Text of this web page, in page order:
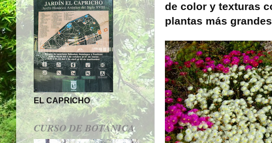
de color y texturas
plantas más
EL CAPRICHO
CURSO DE BOTÁNICA